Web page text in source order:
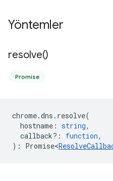
Yöntemler
resolve()
Promise
chrome.dns . resolve(
hostname : string,
callback? : function,
) : Promise<